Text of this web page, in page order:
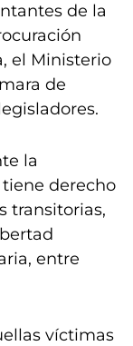
de la
el Ministerio
de
la
derecho
transitorias,
entre
víctimas